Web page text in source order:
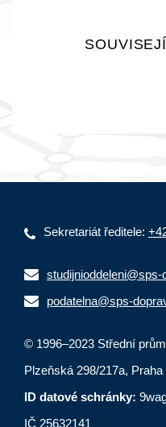
Sekretariát ředitele:
studijnioddeleni@sps-
podatelna@sps-
© 1996–2023 Střední
Plzeňská 298/217a, Praha
ID datové schránky:
IČ 25632141